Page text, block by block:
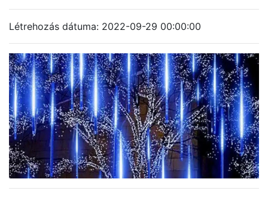
Létrehozás dátuma: 2022-09-29 00:00:00